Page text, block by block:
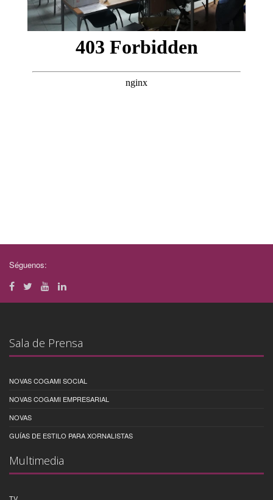
Séguenos:
Sala de Prensa
NOVAS COGAMI SOCIAL
NOVAS COGAMI EMPRESARIAL
NOVAS
GUÍAS DE ESTILO PARA XORNALISTAS
Multimedia
TV